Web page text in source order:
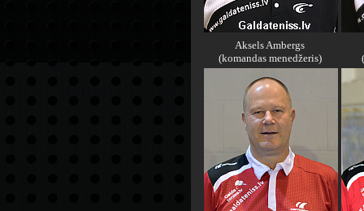
Aksels Ambergs
(komandas menedžeris)